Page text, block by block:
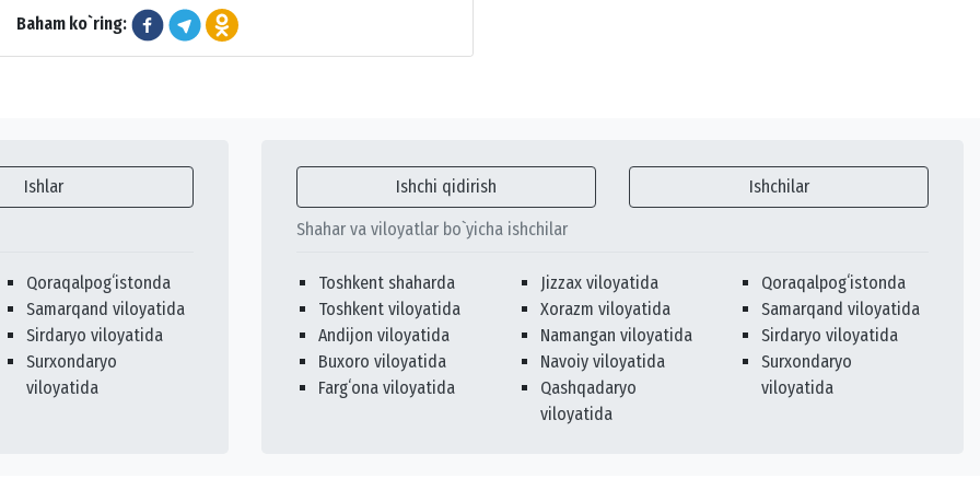
Baham ko`ring:
Ishlar
Qoraqalpogʻistonda
Samarqand viloyatida
Sirdaryo viloyatida
Surxondaryo
viloyatida
Ishchi qidirish Ishchilar
Shahar va viloyatlar bo`yicha ishchilar
Toshkent shaharda
Toshkent viloyatida
Andijon viloyatida
Buxoro viloyatida
Fargʻona viloyatida
Jizzax viloyatida
Xorazm viloyatida
Namangan viloyatida
Navoiy viloyatida
Qashqadaryo
viloyatida
Qoraqalpogʻistonda
Samarqand viloyatida
Sirdaryo viloyatida
Surxondaryo
viloyatida